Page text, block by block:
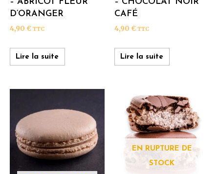
D’ORANGER
4,90 € TTC
Lire la suite
CAFÉ
4,90 € TTC
Lire la suite
EN RUPTURE DE
STOCK